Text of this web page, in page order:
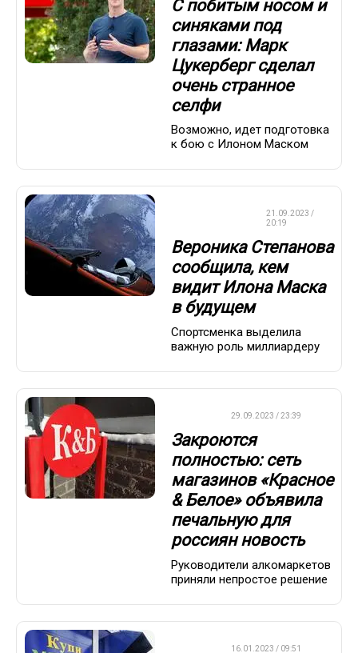
С побитым носом и
синяками под
глазами: Марк
Цукерберг сделал
очень странное
селфи
Возможно, идет подготовка
к бою с Илоном Маском
21.09.2023 /
20:19
Вероника Степанова
сообщила, кем
видит Илона Маска
в будущем
Спортсменка выделила
важную роль миллиардеру
29.09.2023 / 23:39
Закроются
полностью: сеть
магазинов «Красное
& Белое» объявила
печальную для
россиян новость
Руководители алкомаркетов
приняли непростое решение
16.01.2023 / 09:51